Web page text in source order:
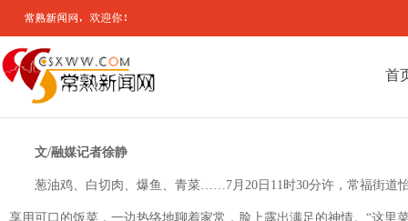
首
文/融媒记者徐静
葱油鸡、白切肉、爆鱼、青菜……7月20日11时30分许，常福街道
享用可口的饭菜，一边热络地聊着家常，脸上露出满足的神情。“这